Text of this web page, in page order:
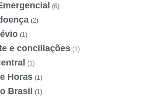
(6)
(2)
(1)
e conciliações (1)
(1)
Horas (1)
Brasil (1)